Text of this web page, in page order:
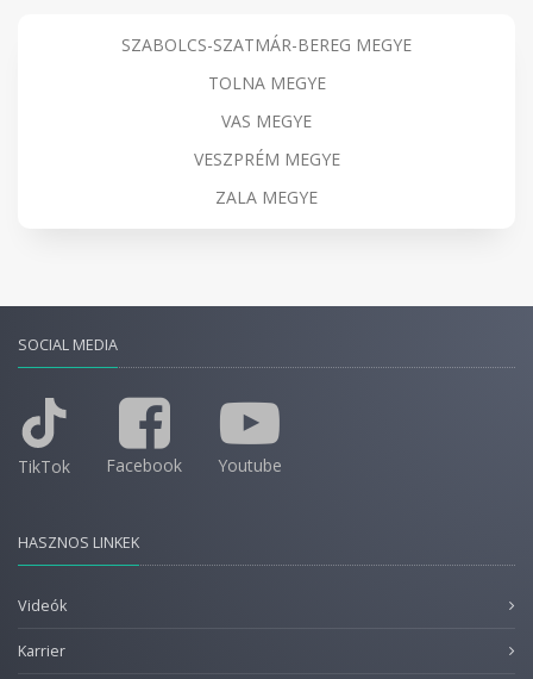
SZABOLCS-SZATMÁR-BEREG MEGYE
TOLNA MEGYE
VAS MEGYE
VESZPRÉM MEGYE
ZALA MEGYE
SOCIAL MEDIA
TikTok Facebook Youtube
HASZNOS LINKEK
Videók
Karrier